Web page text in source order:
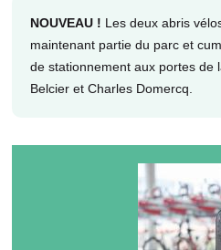
NOUVEAU ! Les deux abris
maintenant partie du parc et
de stationnement aux portes de
Belcier et Charles Domercq.